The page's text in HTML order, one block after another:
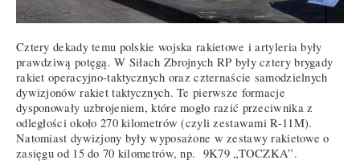
Cztery dekady temu polskie wojska rakietowe i artyleria były
prawdziwą potęgą. W Siłach Zbrojnych RP były cztery brygady
rakiet operacyjno-taktycznych oraz czternaście samodzielnych
dywizjonów rakiet taktycznych. Te pierwsze formacje
dysponowały uzbrojeniem, które mogło razić przeciwnika z
odległości około 270 kilometrów (czyli zestawami R-11M).
Natomiast dywizjony były wyposażone w zestawy rakietowe o
zasięgu od 15 do 70 kilometrów, np. 9K79 „TOCZKA”.